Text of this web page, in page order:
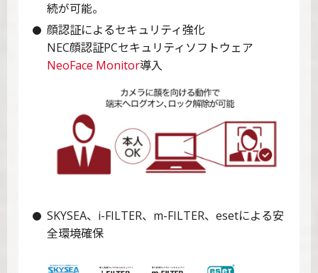
続が可能。
顔認証によるセキュリティ強化
NEC顔認証PCセキュリティソフトウェア
NeoFace Monitor導入
SKYSEA、i-FILTER、m-FILTER、esetによる安
全環境確保